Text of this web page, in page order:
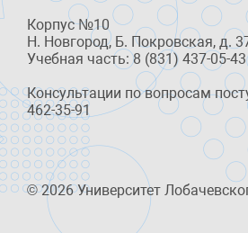
Корпус №10
Н. Новгород, Б. Покровская, д.
Учебная часть: 8 (831) 437-05-43
Консультации по вопросам
462-35-91
© 2026 Университет